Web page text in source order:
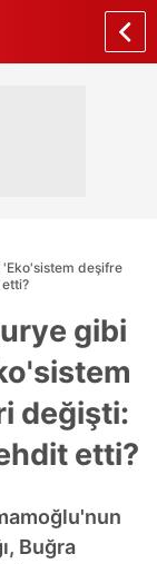
deşifre
gibi
değişti:
etti?
Buğra